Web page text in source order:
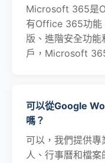
Microsoft 365是
有Office 365功能
版、進階安全功能
戶，Microsoft
可以從Google
嗎？
可以，我們提供
人、行事曆和檔